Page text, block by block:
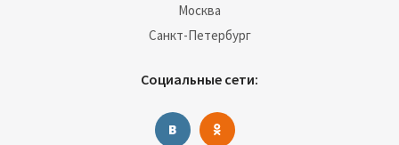
Москва
Санкт-Петербург
Социальные сети: